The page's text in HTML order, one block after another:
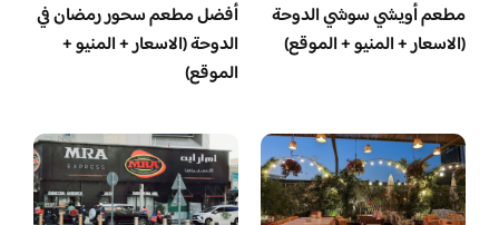
مطعم أويشي سوشي الدوحة
(الاسعار + المنيو + الموقع)
أفضل مطعم سحور رمضان في
الدوحة (الاسعار + المنيو +
الموقع)